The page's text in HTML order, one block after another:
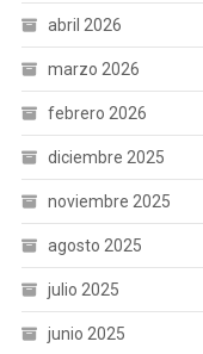
abril 2026
marzo 2026
febrero 2026
diciembre 2025
noviembre 2025
agosto 2025
julio 2025
junio 2025